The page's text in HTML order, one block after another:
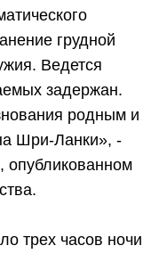
грудной
Ведется
задержан.
родным и
Шри-Ланки», -
опубликованном
трех часов ночи